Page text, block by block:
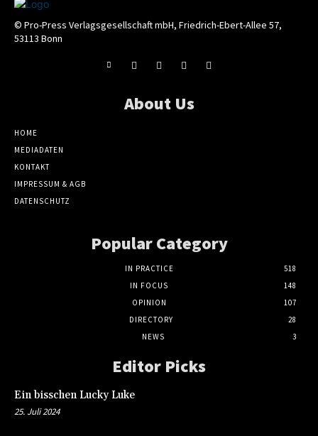
© Pro-Press Verlagsgesellschaft mbH, Friedrich-Ebert-Allee 57,
53113 Bonn
About Us
HOME
MEDIADATEN
KONTAKT
IMPRESSUM & AGB
DATENSCHUTZ
Popular Category
IN PRACTICE
518
IN FOCUS
148
OPINION
107
DIRECTORY
28
NEWS
3
Editor Picks
Ein bisschen Lucky Luke
25. Juli 2024